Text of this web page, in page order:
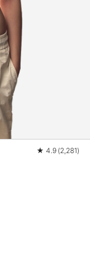
★ 4.9 (2,281)